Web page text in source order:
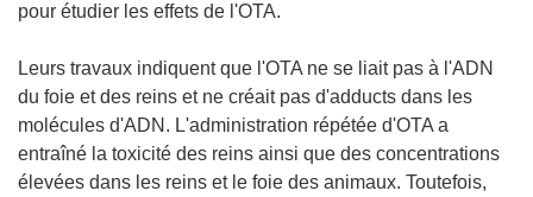
pour étudier les effets de l'OTA.
Leurs travaux indiquent que l'OTA ne se liait pas à l'ADN
du foie et des reins et ne créait pas d'adducts dans les
molécules d'ADN. L'administration répétée d'OTA a
entraîné la toxicité des reins ainsi que des concentrations
élevées dans les reins et le foie des animaux. Toutefois,